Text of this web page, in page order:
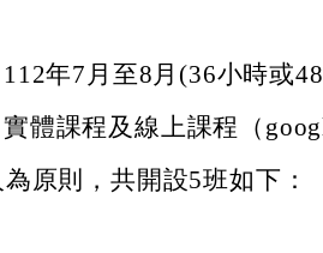
年7月至8月(36小時或48
體課程及線上課程（
原則，共開設5班如下：